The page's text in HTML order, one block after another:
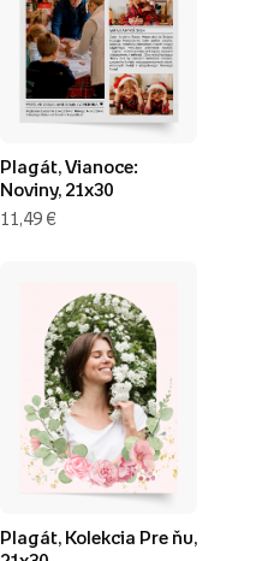
Plagát, Vianoce:
Noviny, 21x30
11,49 €
Plagát, Kolekcia Pre ňu,